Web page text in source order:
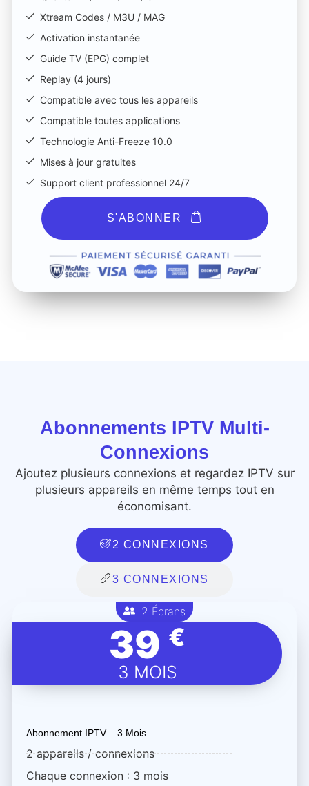
Xtream Codes / M3U / MAG
Activation instantanée
Guide TV (EPG) complet
Replay (4 jours)
Compatible avec tous les appareils
Compatible toutes applications
Technologie Anti-Freeze 10.0
Mises à jour gratuites
Support client professionnel 24/7
S'ABONNER
Abonnements IPTV Multi-
Connexions
Ajoutez plusieurs connexions et regardez IPTV sur
plusieurs appareils en même temps tout en
économisant.
2 CONNEXIONS
3 CONNEXIONS
2 Écrans
39 €
3 MOIS
Abonnement IPTV – 3 Mois
2 appareils / connexions
Chaque connexion : 3 mois